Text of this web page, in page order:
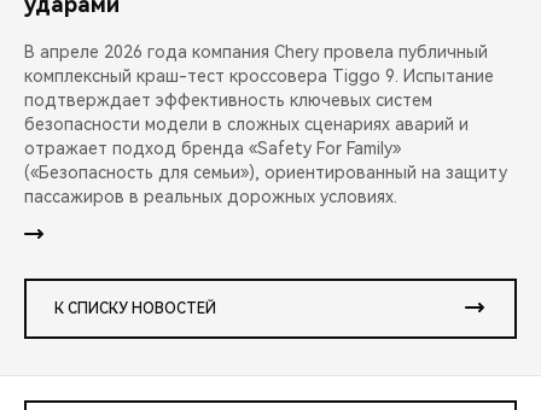
В апреле 2026 года компания Chery провела публичный
комплексный краш-тест кроссовера Tiggo 9. Испытание
подтверждает эффективность ключевых систем
безопасности модели в сложных сценариях аварий и
отражает подход бренда «Safety For Family»
(«Безопасность для семьи»), ориентированный на защиту
пассажиров в реальных дорожных условиях.
К СПИСКУ НОВОСТЕЙ